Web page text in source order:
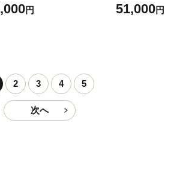
承認基
円
市 こしひかり 贈答 米 kome
51,000円
2 3 4 5
次へ